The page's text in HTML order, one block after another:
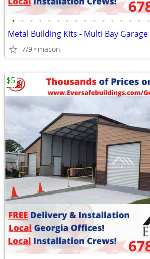
• • • • • • • • • • • • • • • •
Metal Building Kits - Multi Bay Garage
7/9 macon
$5